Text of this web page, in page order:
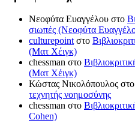
Νεοφύτα Ευαγγέλου στο
σιωπές (Νεοφύτα
culturepointστο
(Ματ Χέιγκ)
chessman στο
(Ματ Χέιγκ)
Κώστας Νικολόπουλος στο
τεχνητής νοημοσύνης
chessman στο
Cohen)